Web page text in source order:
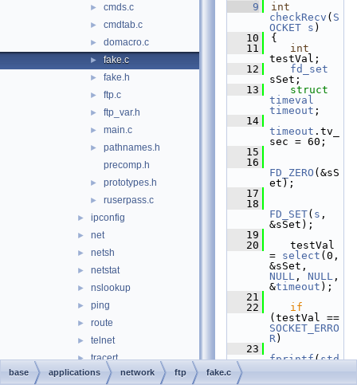
► cmds.c
► cmdtab.c
► domacro.c
► fake.c
► fake.h
► ftp.c
► ftp_var.h
► main.c
►
pathnames.h
precomp.h
► prototypes.h
► ruserpass.c
► ipconfig
► net
► netsh
► netstat
► nslookup
► ping
► route
► telnet
► tracert
► whois
    9
int
checkRecv ( S
OCKET s )
   10
{
   11
int
testVal;
   12
fd_set
sSet;
   13
timeval
timeout ;
   14
timeout .tv_
sec = 60;
   15
   16
FD_ZERO (&sS
et);
   17
   18
FD_SET( s ,
&sSet);
   19
   20
   testVal
= select (0,
NULL , NULL ,
&timeout );
   21
   22
if
SOCKET_ERRO
R)
   23
fprintf(std
base applications network ftp fake.c